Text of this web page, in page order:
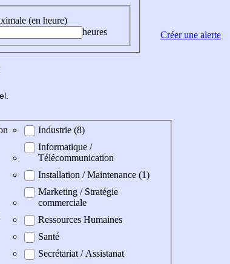
(en heure)
heures
Industrie (8)
Informatique /
Télécommunication
Installation / Maintenance (1)
Marketing / Stratégie
commerciale
Ressources Humaines
Santé
Secrétariat / Assistanat
Créer une alerte